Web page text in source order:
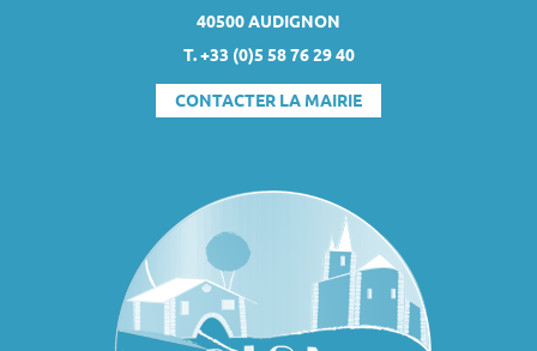
40500 AUDIGNON
T. +33 (0)5 58 76 29 40
CONTACTER LA MAIRIE